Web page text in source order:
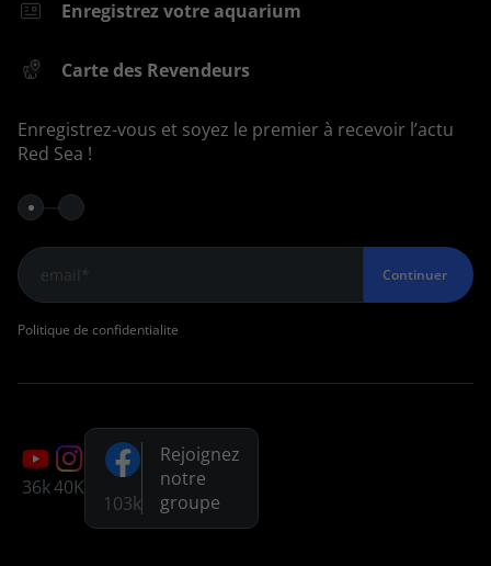
Enregistrez votre aquarium
Carte des Revendeurs
Enregistrez-vous et soyez le premier à recevoir l’actu
Red Sea !
Continuer
Politique de confidentialite
36k40K
103k
Rejoignez
notre
groupe